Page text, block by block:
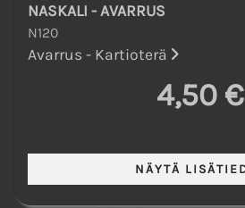
NASKALI - AVARRUS
N120
Avarrus - Kartioterä
4,50 €